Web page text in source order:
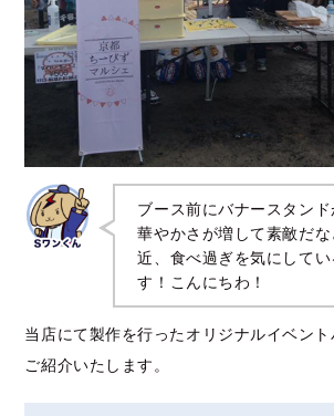
ブース前にバナースタン
華やかさが増して素敵だ
近、食べ過ぎを気にして
す！こんにちわ！
当店にて製作を行ったオリジナルイベン
ご紹介いたします。